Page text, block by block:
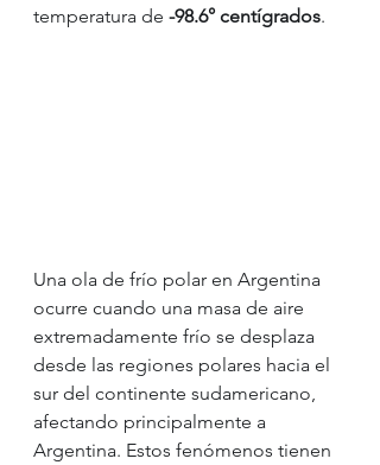
temperatura de -98.6° centígrados.
Una ola de frío polar en Argentina
ocurre cuando una masa de aire
extremadamente frío se desplaza
desde las regiones polares hacia el
sur del continente sudamericano,
afectando principalmente a
Argentina. Estos fenómenos tienen